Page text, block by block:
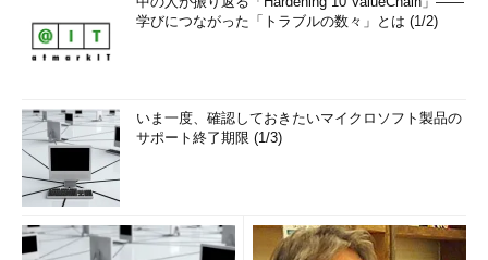
学びにつながった「トラブルの数々」とは (1/2)
いま一度、確認しておきたいマイクロソフト製品の
サポート終了期限 (1/3)